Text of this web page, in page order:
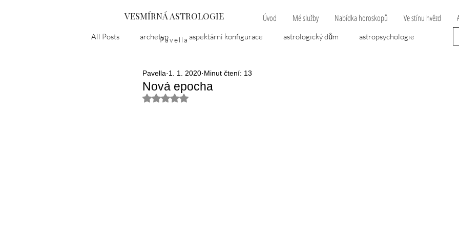
VESMÍRNÁ ASTROLOGIE
Pavella
Úvod Mé služby Nabídka horoskopů Ve stínu hvězd
All Posts archetyp aspektární konfigurace astrologický dům astropsychologie
astropříběh černá luna dopravní nehoda
Nová epocha
Pavella 1. 1. 2020 Minut čtení: 13
Hodnoceno NaN z 5 hvězdiček.